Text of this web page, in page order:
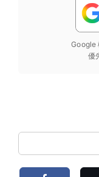
Google
優